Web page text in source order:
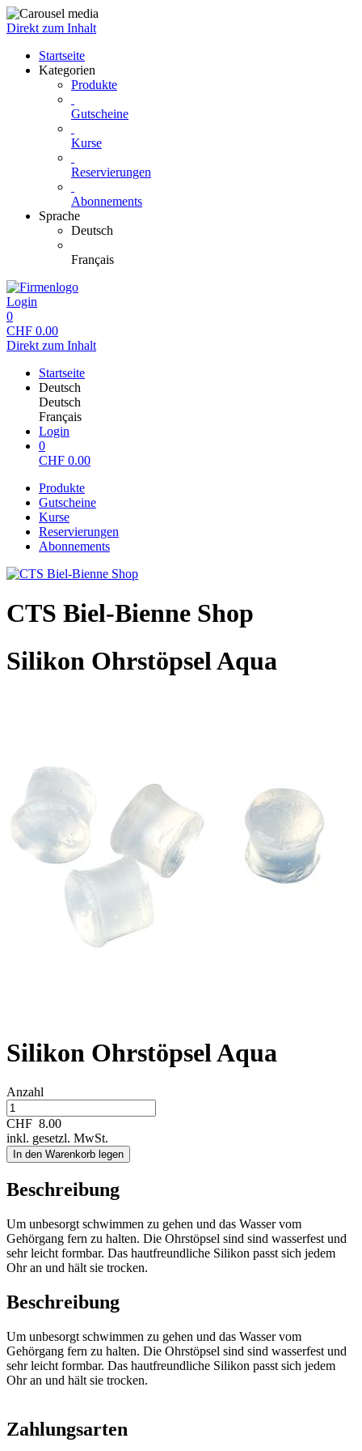
Direkt zum Inhalt
Startseite
Kategorien
Produkte
Gutscheine
Kurse
Reservierungen
Abonnements
Sprache
Deutsch
Français
Login
0
CHF 0.00
Direkt zum Inhalt
Startseite
Deutsch
Deutsch
Français
Login
0
CHF 0.00
Produkte
Gutscheine
Kurse
Reservierungen
Abonnements
CTS Biel-Bienne Shop
Silikon Ohrstöpsel Aqua
Silikon Ohrstöpsel Aqua
Anzahl
CHF 8.00
inkl. gesetzl. MwSt.
In den Warenkorb legen
Beschreibung
Um unbesorgt schwimmen zu gehen und das Wasser vom
Gehörgang fern zu halten. Die Ohrstöpsel sind sind wasserfest und
sehr leicht formbar. Das hautfreundliche Silikon passt sich jedem
Ohr an und hält sie trocken.
Beschreibung
Um unbesorgt schwimmen zu gehen und das Wasser vom
Gehörgang fern zu halten. Die Ohrstöpsel sind sind wasserfest und
sehr leicht formbar. Das hautfreundliche Silikon passt sich jedem
Ohr an und hält sie trocken.
Zahlungsarten